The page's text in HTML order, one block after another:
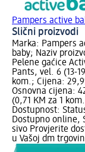
Pampers active
Slični proizvodi
Marka: Pampers
baby; Naziv
Pelene gaćice
Pants, vel. 6 (13-
kom.; Cijena:
Osnovna cijena:
(0,71 KM za 1
Dostupnost:
Dostupno online,
sivo Provjerite
u Vašoj dm